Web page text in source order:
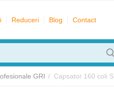
Reduceri Blog Contact
GRI / Capsator 160 coli